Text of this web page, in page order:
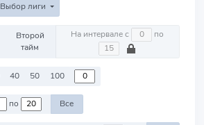
Выбор лиги
Второй
тайм
На интервале с по
40 50 100
по Все